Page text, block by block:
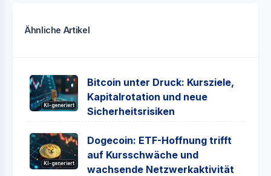
Ähnliche Artikel
KI-generiert
Bitcoin unter Druck: Kursziele,
Kapitalrotation und neue
Sicherheitsrisiken
KI-generiert
Dogecoin: ETF-Hoffnung trifft
auf Kursschwäche und
wachsende Netzwerkaktivität